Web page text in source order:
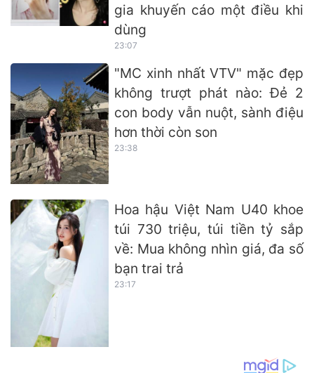
gia khuyến cáo một điều khi
dùng
23:07
"MC xinh nhất VTV" mặc đẹp
không trượt phát nào: Đẻ 2
con body vẫn nuột, sành điệu
hơn thời còn son
23:38
Hoa hậu Việt Nam U40 khoe
túi 730 triệu, túi tiền tỷ sắp
về: Mua không nhìn giá, đa số
bạn trai trả
23:17